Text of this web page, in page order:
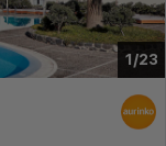
1/23